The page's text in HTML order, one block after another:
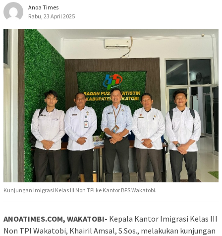
Anoa Times
Rabu, 23 April 2025
Kunjungan Imigrasi Kelas III Non TPI ke Kantor BPS Wakatobi.
ANOATIMES.COM, WAKATOBI- Kepala Kantor Imigrasi Kelas III
Non TPI Wakatobi, Khairil Amsal, S.Sos., melakukan kunjungan